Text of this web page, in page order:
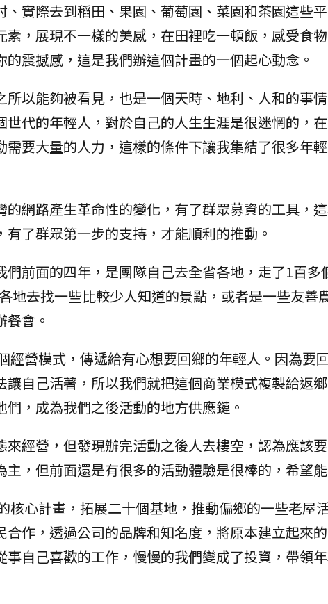
、實際去到稻田、果園、葡萄園、菜園和茶園這些
素，展現不一樣的美感，在田裡吃一頓飯，感受食
震撼感，這是我們辦這個計畫的一個起心動念。
所以能夠被看見，也是一個天時、地利、人和的事
世代的年輕人，對於自己的人生生涯是很迷惘的，
需要大量的人力，這樣的條件下讓我集結了很多年
的網路產生革命性的變化，有了群眾募資的工具，
了群眾第一步的支持，才能順利的推動。
們前面的四年，是團隊自己去全省各地，走了1百多
地去找一些比較少人知道的景點，或者是一些友善
會。
經營模式，傳遞給有心想要回鄉的年輕人。因為要
讓自己活著，所以我們就把這個商業模式複製給返
，成為我們之後活動的地方供應鏈。
經營，但發現辦完活動之後人去樓空，認為應該
，但前面還是有很多的活動體驗是很棒的，希望
核心計畫，拓展二十個基地，推動偏鄉的一些老屋
作，透過公司的品牌和知名度，將原本建立起來
事自己喜歡的工作，慢慢的我們變成了投資，帶領